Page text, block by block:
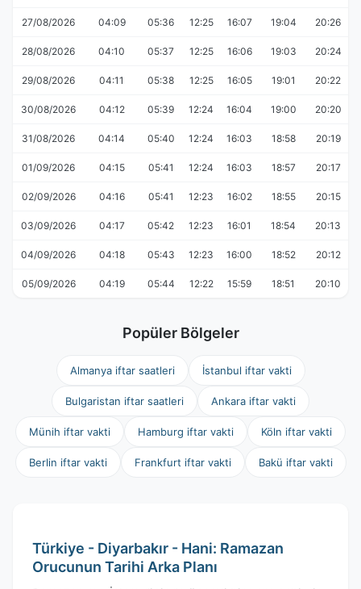
27/08/2026 04:09 05:36 12:25 16:07 19:04 20:26
28/08/2026 04:10 05:37 12:25 16:06 19:03 20:24
29/08/2026 04:11 05:38 12:25 16:05 19:01 20:22
30/08/2026 04:12 05:39 12:24 16:04 19:00 20:20
31/08/2026 04:14 05:40 12:24 16:03 18:58 20:19
01/09/2026 04:15 05:41 12:24 16:03 18:57 20:17
02/09/2026 04:16 05:41 12:23 16:02 18:55 20:15
03/09/2026 04:17 05:42 12:23 16:01 18:54 20:13
04/09/2026 04:18 05:43 12:23 16:00 18:52 20:12
05/09/2026 04:19 05:44 12:22 15:59 18:51 20:10
Popüler Bölgeler
Almanya iftar saatleri İstanbul iftar vakti
Bulgaristan iftar saatleri Ankara iftar vakti
Münih iftar vakti Hamburg iftar vakti Köln iftar vakti
Berlin iftar vakti Frankfurt iftar vakti Bakü iftar vakti
Türkiye - Diyarbakır - Hani: Ramazan
Orucunun Tarihi Arka Planı